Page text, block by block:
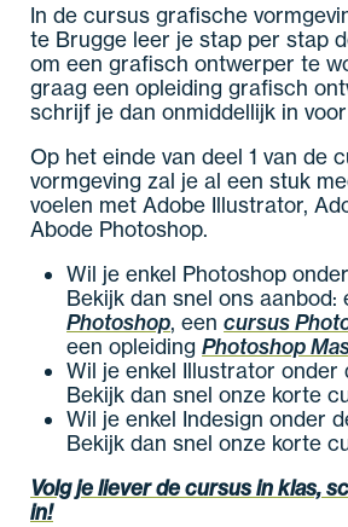
In de cursus grafische
te Brugge leer je stap per stap
om een grafisch ontwerper te
graag een opleiding grafisch
schrijf je dan onmiddellijk in
Op het einde van deel 1 van de
vormgeving zal je al een stuk
voelen met Adobe Illustrator,
Abode Photoshop.
Wil je enkel Photoshop
Bekijk dan snel ons aanbod:
Photoshop, eencursus
een opleidingPhotoshop
Wil je enkel Illustrator onder
Bekijk dan snel onze korte
Wil je enkel Indesign onder
Bekijk dan snel onze korte
Volg je liever de cursus in klas,
in!